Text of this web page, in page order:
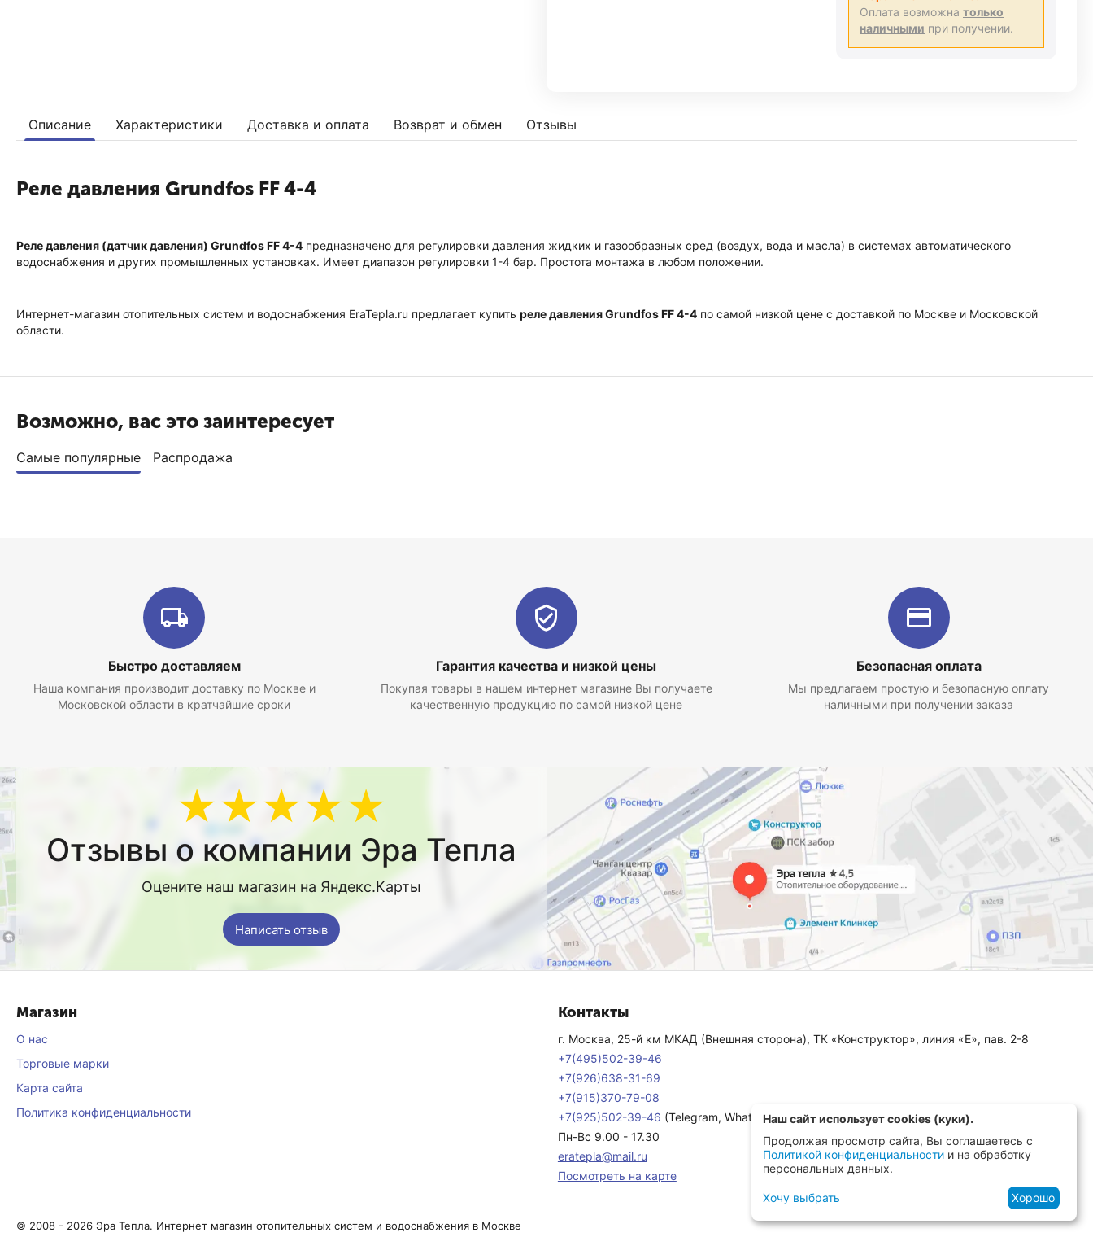
Оплата возможна только
наличными при получении.
Описание Характеристики Доставка и оплата Возврат и обмен Отзывы
Реле давления Grundfos FF 4-4
Реле давления (датчик давления) Grundfos FF 4-4 предназначено для регулировки давления жидких и газообразных сред (воздух, вода и масла) в системах автоматического
водоснабжения и других промышленных установках. Имеет диапазон регулировки 1-4 бар. Простота монтажа в любом положении.
Интернет-магазин отопительных систем и водоснабжения EraTepla.ru предлагает купить реле давления Grundfos FF 4-4 по самой низкой цене с доставкой по Москве и Московской
области.
Возможно, вас это заинтересует
Самые популярные Распродажа
Быстро доставляем
Наша компания производит доставку по Москве и
Московской области в кратчайшие сроки
Гарантия качества и низкой цены
Покупая товары в нашем интернет магазине Вы получаете
качественную продукцию по самой низкой цене
Безопасная оплата
Мы предлагаем простую и безопасную оплату
наличными при получении заказа
★★★★★
Отзывы о компании Эра Тепла
Оцените наш магазин на Яндекс.Карты
Написать отзыв
Магазин
О нас
Торговые марки
Карта сайта
Политика конфиденциальности
Контакты
г. Москва, 25-й км МКАД (Внешняя сторона), ТК «Конструктор», линия «Е», пав. 2-8
+7(495)502-39-46
+7(926)638-31-69
+7(915)370-79-08
+7(925)502-39-46 (Telegram, WhatsApp, MAX)
Пн-Вс 9.00 - 17.30
eratepla@mail.ru
Посмотреть на карте
© 2008 - 2026 Эра Тепла. Интернет магазин отопительных систем и водоснабжения в Москве
Наш сайт использует cookies (куки).
Продолжая просмотр сайта, Вы соглашаетесь с
Политикой конфиденциальности и на обработку
персональных данных.
Хочу выбрать Хорошо